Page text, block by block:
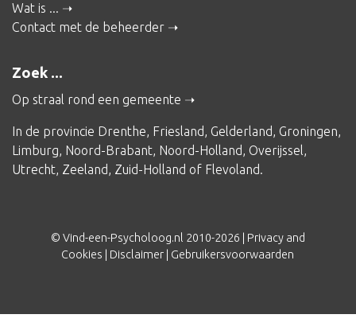
Wat is ...
Contact met de beheerder
Zoek ...
Op straal rond een gemeente
In de provincie Drenthe, Friesland, Gelderland, Groningen,
Limburg, Noord-Brabant, Noord-Holland, Overijssel,
Utrecht, Zeeland, Zuid-Holland of Flevoland.
© Vind-een-Psycholoog.nl 2010-2026 | Privacy and
Cookies
Disclaimer Gebruikersvoorwaarden